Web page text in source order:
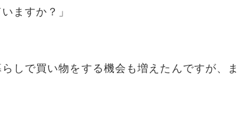
ますか？」
しで買い物をする機会も増えたんですが、ま